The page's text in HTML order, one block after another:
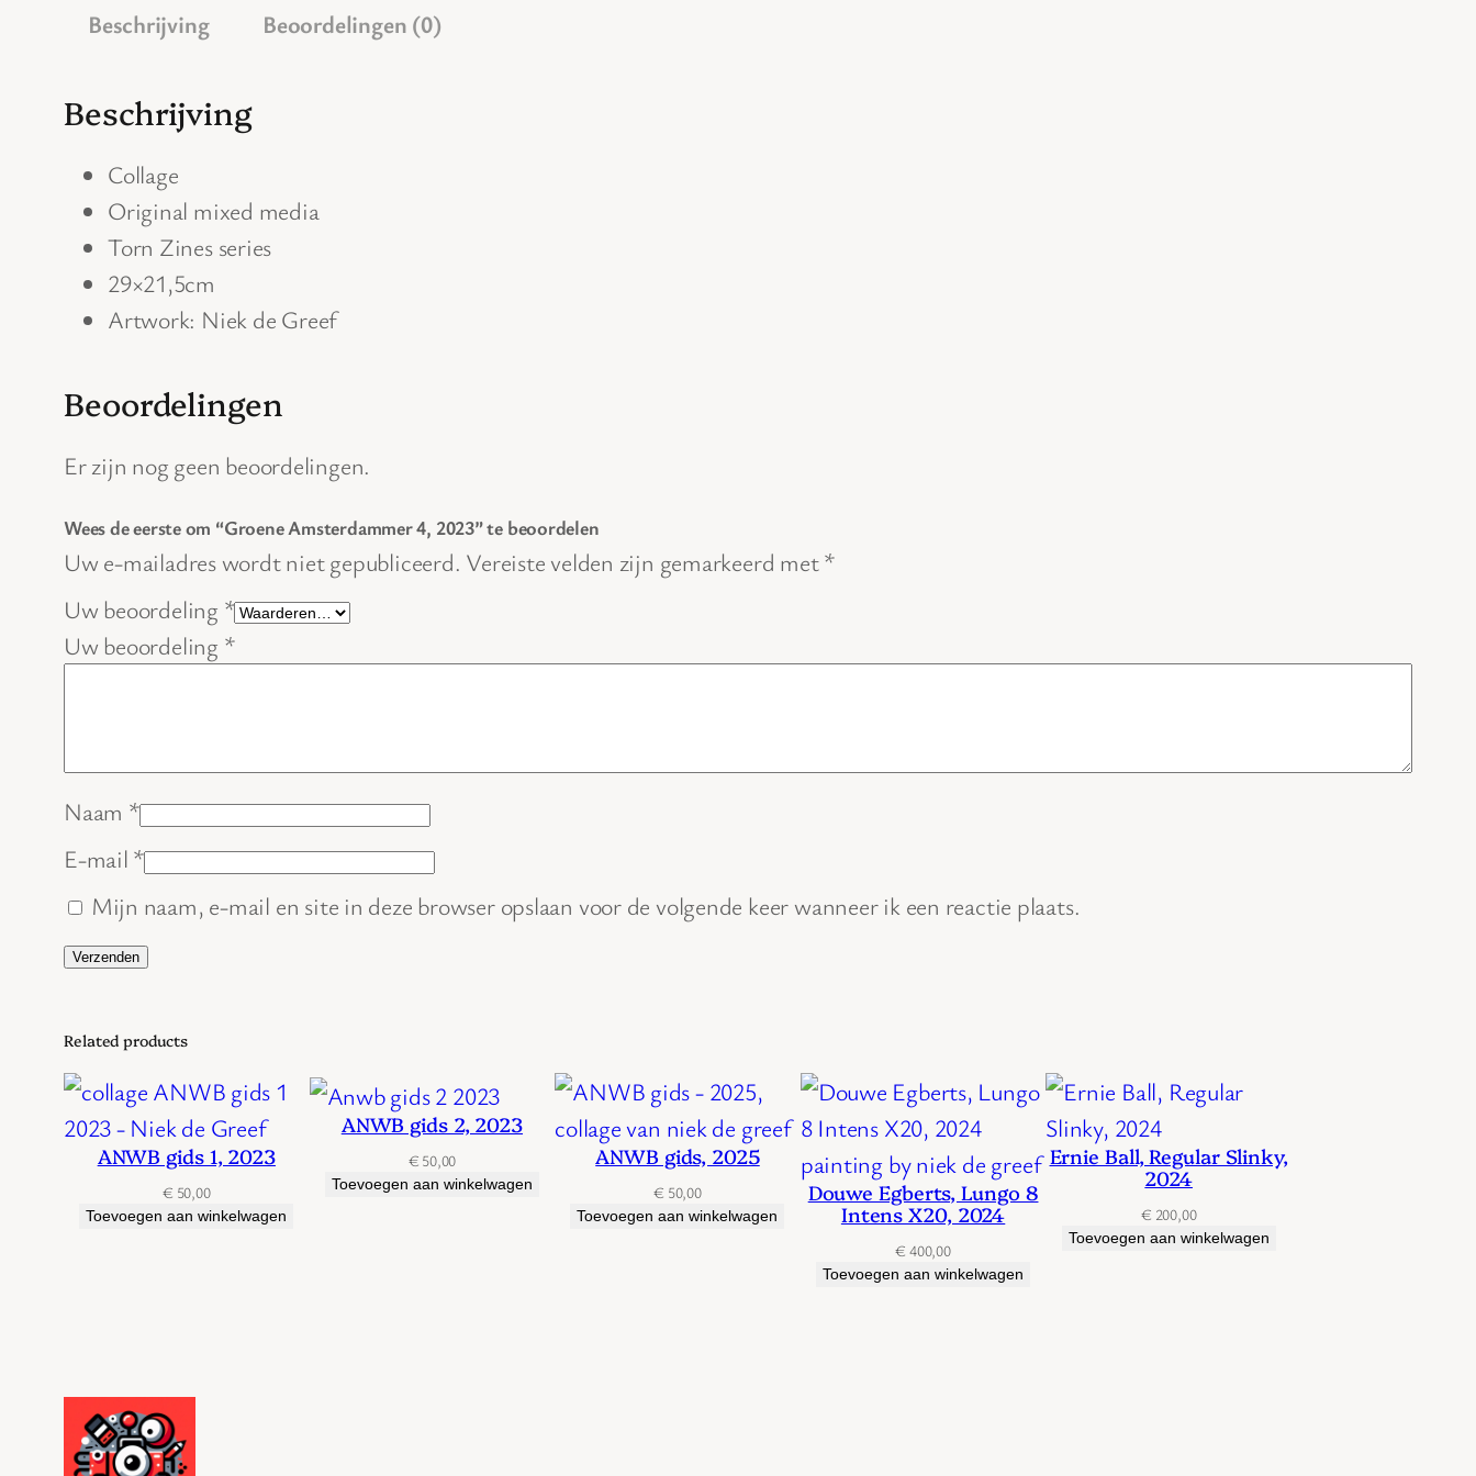
l
i
Beschrijving Beoordelingen (0)
Beschrijving
Collage
Original mixed media
Torn Zines series
29×21,5cm
Artwork: Niek de Greef
Beoordelingen
Er zijn nog geen beoordelingen.
Wees de eerste om “Groene Amsterdammer 4, 2023” te beoordelen
Uw e-mailadres wordt niet gepubliceerd. Vereiste velden zijn gemarkeerd met*
Uw beoordeling *
Uw beoordeling *
Naam *
E-mail *
Mijn naam, e-mail en site in deze browser opslaan voor de volgende keer wanneer ik een reactie plaats.
Related products
ANWB gids 1, 2023
€ 50,00
Toevoegen aan winkelwagen
ANWB gids 2, 2023
€ 50,00
Toevoegen aan winkelwagen
ANWB gids, 2025
€ 50,00
Toevoegen aan winkelwagen
Douwe Egberts, Lungo 8
Intens X20, 2024
€ 400,00
Toevoegen aan winkelwagen
Ernie Ball, Regular Slinky,
2024
€ 200,00
Toevoegen aan winkelwagen